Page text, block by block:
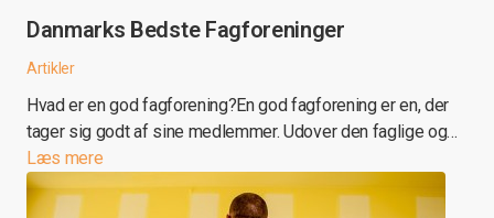
Danmarks Bedste Fagforeninger
Artikler
Hvad er en god fagforening?En god fagforening er en, der
tager sig godt af sine medlemmer. Udover den faglige og…
Læs mere